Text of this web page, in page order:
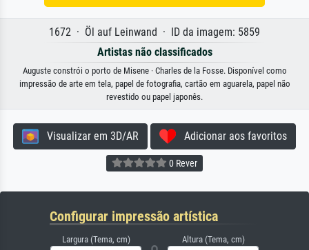
1672 · Öl auf Leinwand · ID da imagem: 5859
Artistas não classificados
Auguste constrói o porto de Misene · Charles de la Fosse. Disponível como
impressão de arte em tela, papel de fotografia, cartão em aguarela, papel não
revestido ou papel japonês.
Visualizar em 3D/AR Adicionar aos favoritos
0 Rever
Configurar impressão artística
Largura (Tema, cm) Altura (Tema, cm)